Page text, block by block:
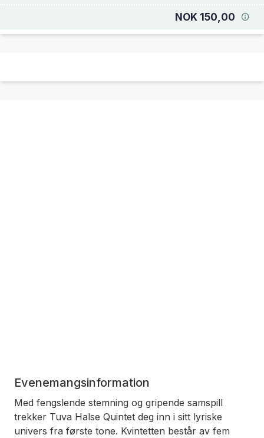
NOK 150,00
Evenemangsinformation
Med fengslende stemning og gripende samspill
trekker Tuva Halse Quintet deg inn i sitt lyriske
univers fra første tone. Kvintetten består av fem